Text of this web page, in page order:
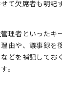
て欠席者も明記
理者といったキ
由や、議事録を
どを補記してお
。